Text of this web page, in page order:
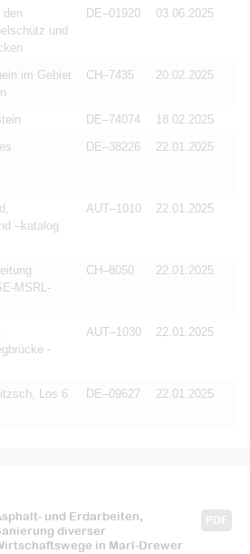
den
und
DE–01920 03.06.2025
im Gebiet
CH–7435 20.02.2025
DE–74074
18.02.2025
DE–38226 22.01.2025
–katalog
AUT–1010 22.01.2025
MSRL-
CH–8050 22.01.2025
-
AUT–1030 22.01.2025
Los 6
DE–09627 22.01.2025
PDF
und Erdarbeiten,
diverser
in Marl-Drewer